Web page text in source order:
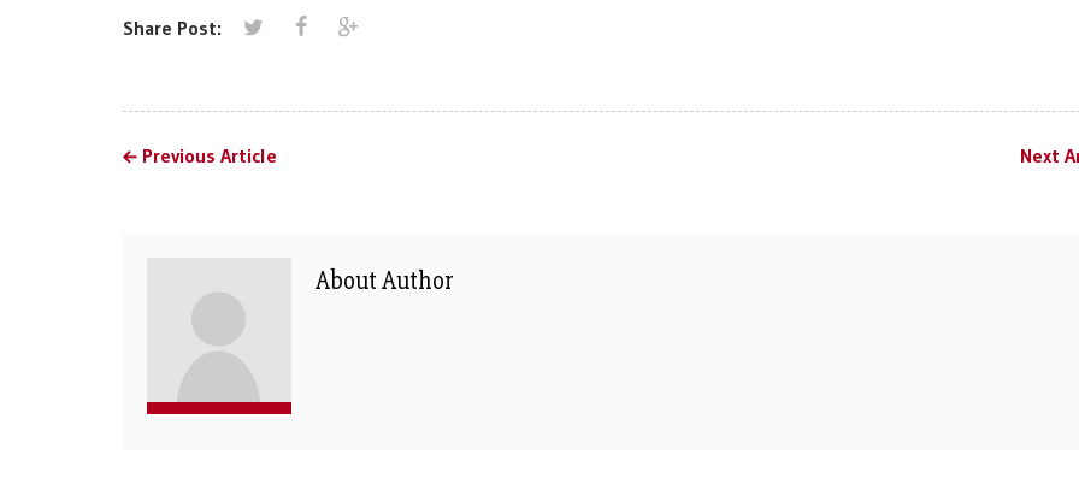
Share Post:
Previous Article Next
About Author